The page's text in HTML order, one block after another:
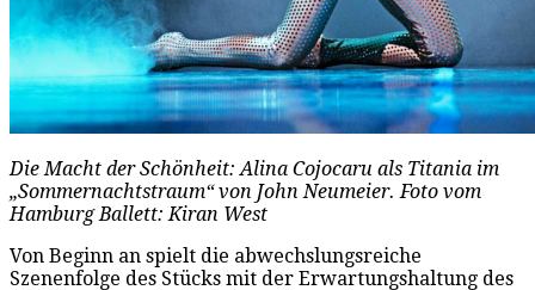
Die Macht der Schönheit: Alina Cojocaru als Titania im
„Sommernachtstraum“ von John Neumeier. Foto vom
Hamburg Ballett: Kiran West
Von Beginn an spielt die abwechslungsreiche
Szenenfolge des Stücks mit der Erwartungshaltung des